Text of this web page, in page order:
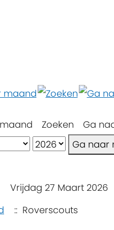
Zoeken
Ga
Ga naar
Vrijdag 27 Maart 2026
:: Roverscouts